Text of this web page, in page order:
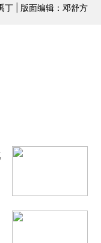
丁 | 版面编辑：邓舒方